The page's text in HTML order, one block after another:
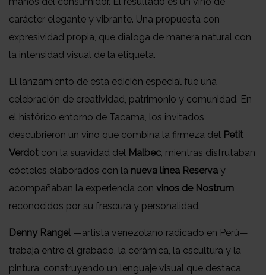
carácter elegante y vibrante. Una propuesta con
expresividad propia, que dialoga de manera natural con
la intensidad visual de la etiqueta.
El lanzamiento de esta edición especial fue una
celebración de creatividad, patrimonio y comunidad. En
el histórico entorno de Tacama, los invitados
descubrieron un vino que combina la firmeza del Petit
Verdot con la suavidad del Malbec, mientras disfrutaban
cócteles elaborados con la nueva línea Reserva y
acompañaban la experiencia con vinos de Nostrum,
reconocidos por su frescura y personalidad.
Denny Rangel—artista venezolano radicado en Perú—
trabaja entre el grabado, la cerámica, la escultura y la
pintura, construyendo un lenguaje visual que destaca